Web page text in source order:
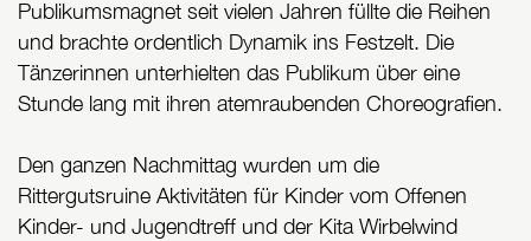
Publikumsmagnet seit vielen Jahren füllte die Reihen
und brachte ordentlich Dynamik ins Festzelt. Die
Tänzerinnen unterhielten das Publikum über eine
Stunde lang mit ihren atemraubenden Choreografien.
Den ganzen Nachmittag wurden um die
Rittergutsruine Aktivitäten für Kinder vom Offenen
Kinder- und Jugendtreff und der Kita Wirbelwind